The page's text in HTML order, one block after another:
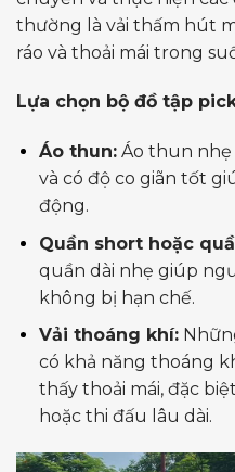
thường là vải thấm hút
ráo và thoải mái trong
Lựa chọn bộ đồ tập
Áo thun:Áo thun nhẹ
và có độ co giãn tốt
động.
Quần short hoặc
quần dài nhẹ giúp
không bị hạn chế.
Vải thoáng khí:
có khả năng thoáng
thấy thoải mái, đặc
hoặc thi đấu lâu dài.